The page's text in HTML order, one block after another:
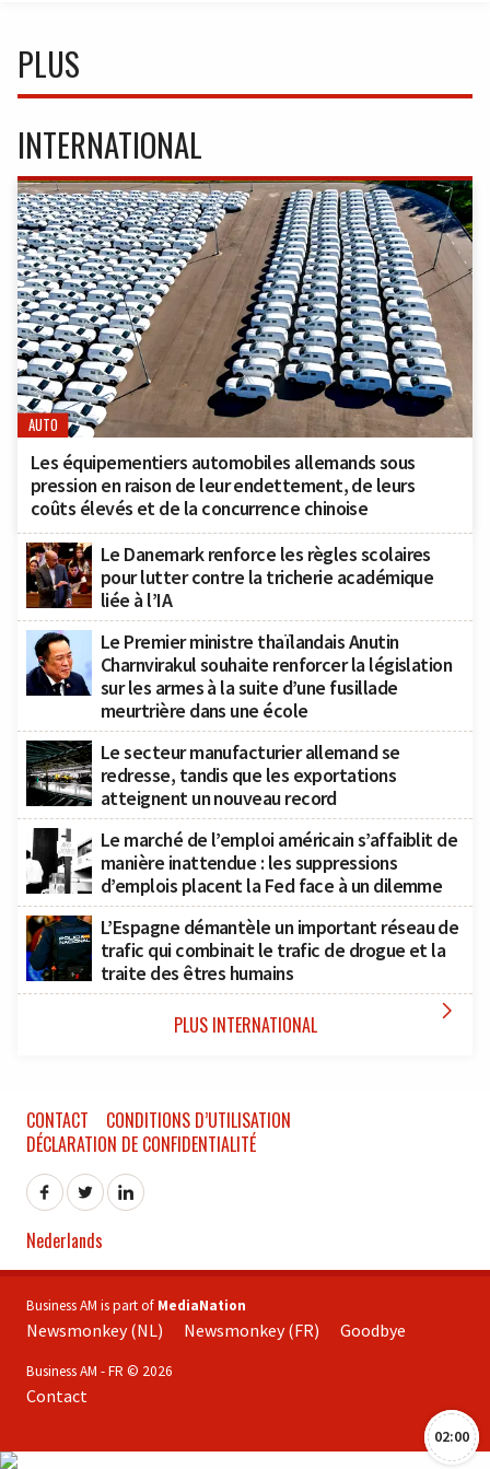
PLUS
INTERNATIONAL
AUTO
Les équipementiers automobiles allemands sous
pression en raison de leur endettement, de leurs
coûts élevés et de la concurrence chinoise
Le Danemark renforce les règles scolaires
pour lutter contre la tricherie académique
liée à l’IA
Le Premier ministre thaïlandais Anutin
Charnvirakul souhaite renforcer la législation
sur les armes à la suite d’une fusillade
meurtrière dans une école
Le secteur manufacturier allemand se
redresse, tandis que les exportations
atteignent un nouveau record
Le marché de l’emploi américain s’affaiblit de
manière inattendue : les suppressions
d’emplois placent la Fed face à un dilemme
L’Espagne démantèle un important réseau de
trafic qui combinait le trafic de drogue et la
traite des êtres humains
PLUS INTERNATIONAL 
02:00
CONTACT
CONDITIONS D’UTILISATION
DÉCLARATION DE CONFIDENTIALITÉ
Nederlands
Business AM is part of MediaNation
Newsmonkey (NL) Newsmonkey (FR) Goodbye
Business AM - FR © 2026
Contact